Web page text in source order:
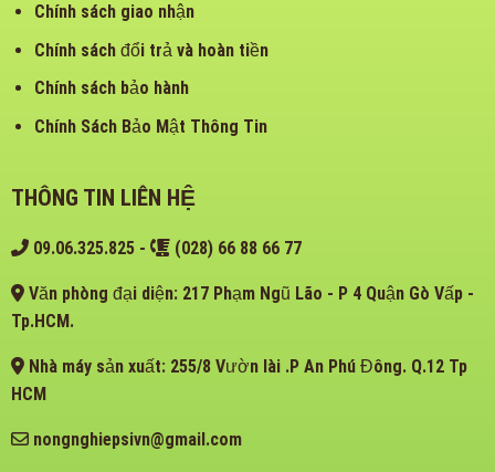
Chính sách giao nhận
Chính sách đổi trả và hoàn tiền
Chính sách bảo hành
Chính Sách Bảo Mật Thông Tin
THÔNG TIN LIÊN HỆ
09.06.325.825- (028) 66 88 66 77
Văn phòng đại diện: 217 Phạm Ngũ Lão - P 4 Quận Gò Vấp -
Tp.HCM.
Nhà máy sản xuất: 255/8 Vườn lài .P An Phú Đông. Q.12 Tp
HCM
nongnghiepsivn@gmail.com